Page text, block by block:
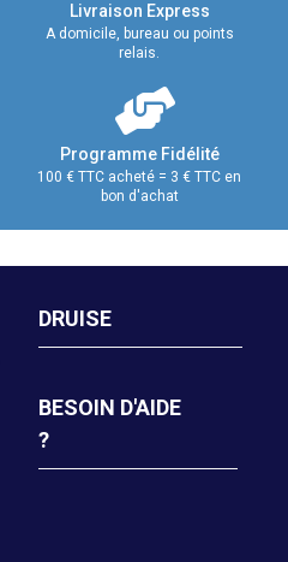
Livraison Express
A domicile, bureau ou points
relais.
Programme Fidélité
100 € TTC acheté = 3 € TTC en
bon d'achat
DRUISE
BESOIN D'AIDE
?